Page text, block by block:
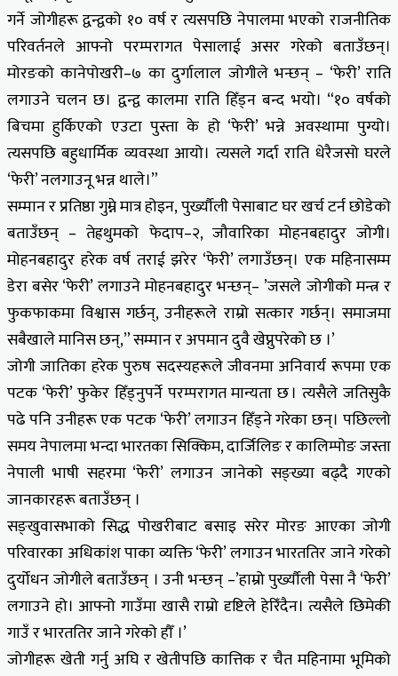
गर्ने जोगीहरू द्वन्द्वको १० वर्ष र त्यसपछि नेपालमा भएको राजनीतिक
परिवर्तनले आफ्नो परम्परागत पेसालाई असर गरेको बताउँछन्।
मोरङको कानेपोखरी–७ का दुर्गालाल जोगीले भन्छन् – ‘फेरी’ राति
लगाउने चलन छ। द्वन्द्व कालमा राति हिँड्न बन्द भयो। “१० वर्षको
बिचमा हुर्किएको एउटा पुस्ता के हो ‘फेरी’ भन्ने अवस्थामा पुग्यो।
त्यसपछि बहुधार्मिक व्यवस्था आयो। त्यसले गर्दा राति धेरैजसो घरले
‘फेरी’ नलगाउनू भन्न थाले।”
सम्मान र प्रतिष्ठा गुम्ने मात्र होइन, पुर्ख्यौली पेसाबाट घर खर्च टर्न छोडेको
बताउँछन् – तेह्रथुमको फेदाप–२, जौवारिका मोहनबहादुर जोगी।
मोहनबहादुर हरेक वर्ष तराई झरेर ‘फेरी’ लगाउँछन्। एक महिनासम्म
डेरा बसेर ‘फेरी’ लगाउने मोहनबहादुर भन्छन्– ’जसले जोगीको मन्त्र र
फुकफाकमा विश्वास गर्छन्, उनीहरूले राम्रो सत्कार गर्छन्। समाजमा
सबैखाले मानिस छन्,” सम्मान र अपमान दुवै खेप्नुपरेको छ ।’
जोगी जातिका हरेक पुरुष सदस्यहरूले जीवनमा अनिवार्य रूपमा एक
पटक ‘फेरी’ फुकेर हिँड्नुपर्ने परम्परागत मान्यता छ । त्यसैले जतिसुकै
पढे पनि उनीहरू एक पटक ‘फेरी’ लगाउन हिँड्ने गरेका छन्। पछिल्लो
समय नेपालमा भन्दा भारतका सिक्किम, दार्जिलिङ र कालिम्पोङ जस्ता
नेपाली भाषी सहरमा ‘फेरी’ लगाउन जानेको सङ्ख्या बढ्दै गएको
जानकारहरू बताउँछन् ।
सङ्खुवासभाको सिद्ध पोखरीबाट बसाइ सरेर मोरङ आएका जोगी
परिवारका अधिकांश पाका व्यक्ति ‘फेरी’ लगाउन भारततिर जाने गरेको
दुर्योधन जोगीले बताउँछन् । उनी भन्छन् –’हाम्रो पुर्ख्यौली पेसा नै ‘फेरी’
लगाउने हो। आफ्नो गाउँमा खासै राम्रो दृष्टिले हेरिँदैन। त्यसैले छिमेकी
गाउँ र भारततिर जाने गरेको हौँ ।’
जोगीहरू खेती गर्नु अघि र खेतीपछि कात्तिक र चैत महिनामा भूमिको